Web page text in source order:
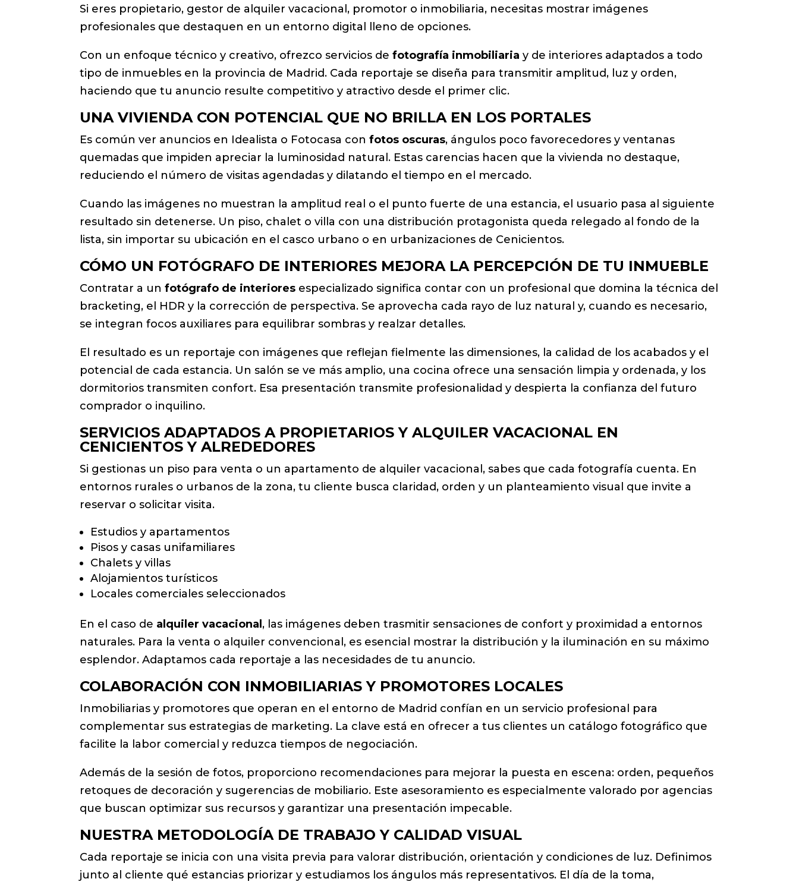
Si eres propietario, gestor de alquiler vacacional, promotor o inmobiliaria, necesitas mostrar imágenes
profesionales que destaquen en un entorno digital lleno de opciones.
Con un enfoque técnico y creativo, ofrezco servicios defotografía inmobiliaria y de interiores adaptados a todo
tipo de inmuebles en la provincia de Madrid. Cada reportaje se diseña para transmitir amplitud, luz y orden,
haciendo que tu anuncio resulte competitivo y atractivo desde el primer clic.
UNA VIVIENDA CON POTENCIAL QUE NO BRILLA EN LOS PORTALES
Es común ver anuncios en Idealista o Fotocasa confotos oscuras, ángulos poco favorecedores y ventanas
quemadas que impiden apreciar la luminosidad natural. Estas carencias hacen que la vivienda no destaque,
reduciendo el número de visitas agendadas y dilatando el tiempo en el mercado.
Cuando las imágenes no muestran la amplitud real o el punto fuerte de una estancia, el usuario pasa al siguiente
resultado sin detenerse. Un piso, chalet o villa con una distribución protagonista queda relegado al fondo de la
lista, sin importar su ubicación en el casco urbano o en urbanizaciones de Cenicientos.
CÓMO UN FOTÓGRAFO DE INTERIORES MEJORA LA PERCEPCIÓN DE TU INMUEBLE
Contratar a unfotógrafo de interiores especializado significa contar con un profesional que domina la técnica del
bracketing, el HDR y la corrección de perspectiva. Se aprovecha cada rayo de luz natural y, cuando es necesario,
se integran focos auxiliares para equilibrar sombras y realzar detalles.
El resultado es un reportaje con imágenes que reflejan fielmente las dimensiones, la calidad de los acabados y el
potencial de cada estancia. Un salón se ve más amplio, una cocina ofrece una sensación limpia y ordenada, y los
dormitorios transmiten confort. Esa presentación transmite profesionalidad y despierta la confianza del futuro
comprador o inquilino.
SERVICIOS ADAPTADOS A PROPIETARIOS Y ALQUILER VACACIONAL EN
CENICIENTOS Y ALREDEDORES
Si gestionas un piso para venta o un apartamento de alquiler vacacional, sabes que cada fotografía cuenta. En
entornos rurales o urbanos de la zona, tu cliente busca claridad, orden y un planteamiento visual que invite a
reservar o solicitar visita.
Estudios y apartamentos
Pisos y casas unifamiliares
Chalets y villas
Alojamientos turísticos
Locales comerciales seleccionados
En el caso de alquiler vacacional, las imágenes deben trasmitir sensaciones de confort y proximidad a entornos
naturales. Para la venta o alquiler convencional, es esencial mostrar la distribución y la iluminación en su máximo
esplendor. Adaptamos cada reportaje a las necesidades de tu anuncio.
COLABORACIÓN CON INMOBILIARIAS Y PROMOTORES LOCALES
Inmobiliarias y promotores que operan en el entorno de Madrid confían en un servicio profesional para
complementar sus estrategias de marketing. La clave está en ofrecer a tus clientes un catálogo fotográfico que
facilite la labor comercial y reduzca tiempos de negociación.
Además de la sesión de fotos, proporciono recomendaciones para mejorar la puesta en escena: orden, pequeños
retoques de decoración y sugerencias de mobiliario. Este asesoramiento es especialmente valorado por agencias
que buscan optimizar sus recursos y garantizar una presentación impecable.
NUESTRA METODOLOGÍA DE TRABAJO Y CALIDAD VISUAL
Cada reportaje se inicia con una visita previa para valorar distribución, orientación y condiciones de luz. Definimos
junto al cliente qué estancias priorizar y estudiamos los ángulos más representativos. El día de la toma,